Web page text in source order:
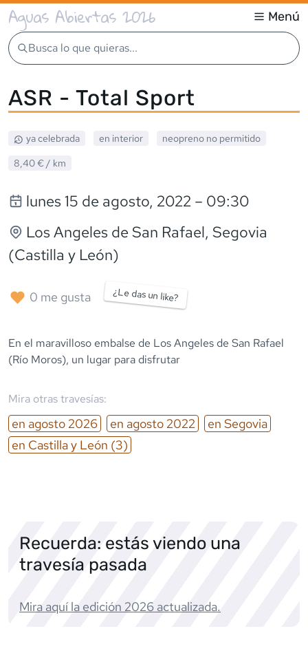
Aguas Abiertas 2026 Menú
Busca lo que quieras...
ASR - Total Sport
ya celebrada en interior neopreno no permitido
8,40 € / km
lunes 15 de agosto, 2022 – 09:30
Los Angeles de San Rafael, Segovia
(Castilla y León)
0 me gusta ¿Le das un like?
En el maravilloso embalse de Los Angeles de San Rafael
(Río Moros), un lugar para disfrutar
Mira otras travesías:
en agosto 2026 en agosto 2022 en Segovia
en Castilla y León (3)
Recuerda: estás viendo una
travesía pasada
Mira aquí la edición 2026 actualizada.